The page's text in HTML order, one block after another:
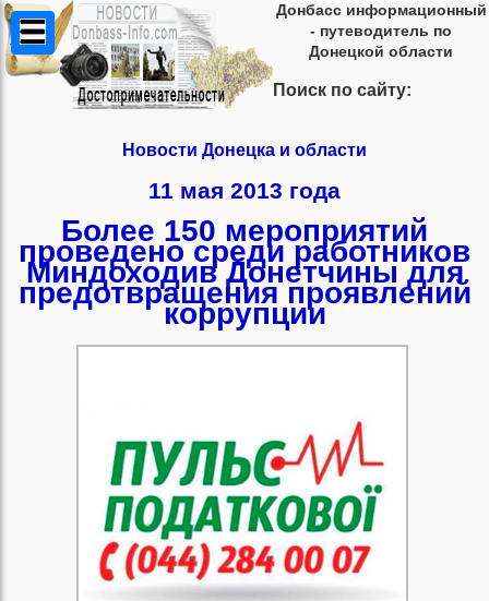
Донбасс информационный
- путеводитель по
Донецкой области
Поиск по сайту:
Новости Донецка и области
11 мая 2013 года
Более 150 мероприятий
проведено среди работников
Миндоходив Донетчины для
предотвращения проявлений
коррупции